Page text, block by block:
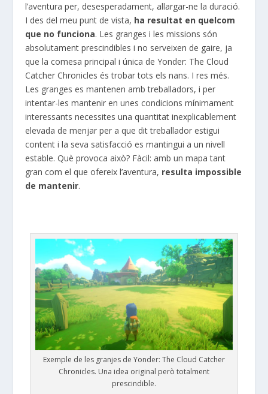
l’aventura per, desesperadament, allargar-ne la duració.
I des del meu punt de vista, ha resultat en quelcom
que no funciona. Les granges i les missions són
absolutament prescindibles i no serveixen de gaire, ja
que la comesa principal i única de Yonder: The Cloud
Catcher Chronicles és trobar tots els nans. I res més.
Les granges es mantenen amb treballadors, i per
intentar-les mantenir en unes condicions mínimament
interessants necessites una quantitat inexplicablement
elevada de menjar per a que dit treballador estigui
content i la seva satisfacció es mantingui a un nivell
estable. Què provoca això? Fàcil: amb un mapa tant
gran com el que ofereix l’aventura, resulta impossible
de mantenir.
Exemple de les granjes de Yonder: The Cloud Catcher
Chronicles. Una idea original però totalment
prescindible.